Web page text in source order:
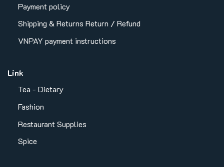
Payment policy
Shipping & Returns Return / Refund
VNPAY payment instructions
Link
Tea - Dietary
Fashion
Restaurant Supplies
Spice